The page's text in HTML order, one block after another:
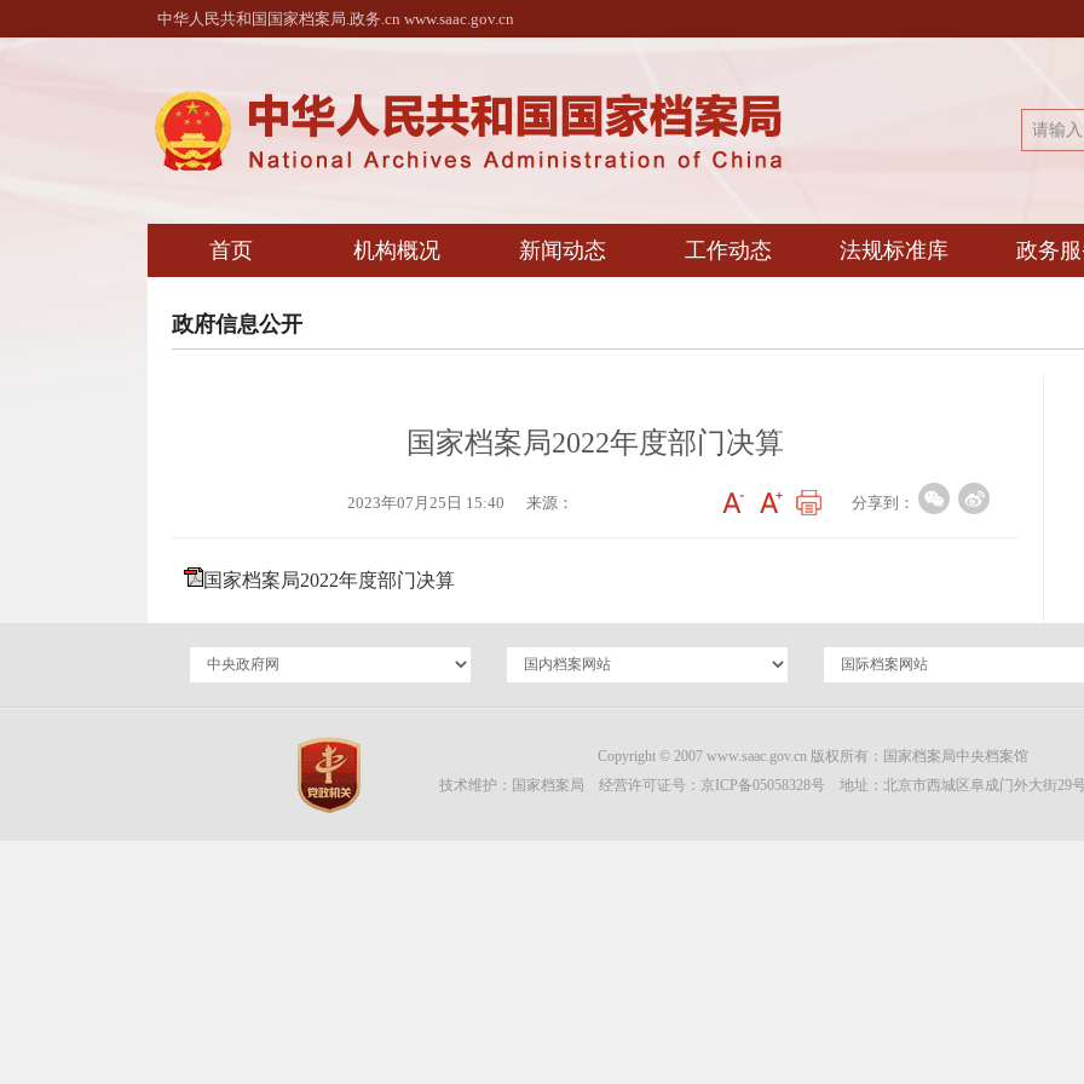
中华人民共和国国家档案局.政务.cn www.saac.gov.cn
首页 机构概况 新闻动态 工作动态 法规标准库 政务
政府信息公开
国家档案局2022年度部门决算
2023年07月25日 15:40 来源： 分享到：
国家档案局2022年度部门决算
Copyright © 2007 www.saac.gov.cn 版权所有：国家档案局中央档案馆
技术维护：国家档案局 经营许可证号： 京ICP备05058328号地址：北京市西城区阜成门外大街29